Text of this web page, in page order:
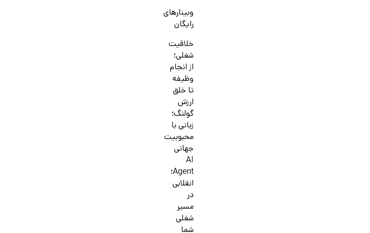
وبینارهای
رایگان
خلاقیت
شغلی؛
از انجام
وظیفه
تا خلق
ارزش
گولنگ؛
زبانی با
محبوبیت
جهانی
AI
Agent؛
انقلابی
در
مسیر
شغلی